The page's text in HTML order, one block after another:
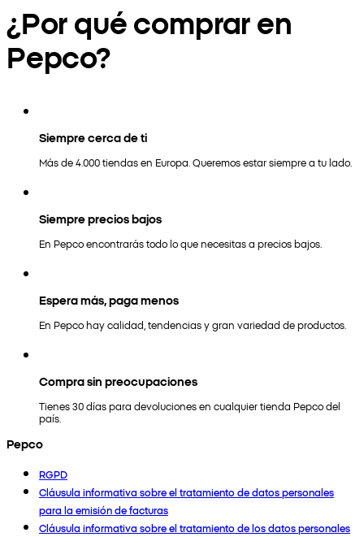
¿Por qué comprar en
Pepco?
Siempre cerca de ti
Más de 4.000 tiendas en Europa. Queremos estar siempre a tu lado.
Siempre precios bajos
En Pepco encontrarás todo lo que necesitas a precios bajos.
Espera más, paga menos
En Pepco hay calidad, tendencias y gran variedad de productos.
Compra sin preocupaciones
Tienes 30 días para devoluciones en cualquier tienda Pepco del
país.
Pepco
RGPD
Cláusula informativa sobre el tratamiento de datos personales
para la emisión de facturas
Cláusula informativa sobre el tratamiento de los datos personales